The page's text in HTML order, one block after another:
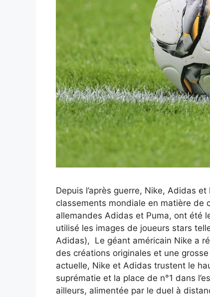
Depuis l’après guerre, Nike, Adidas
classements mondiale en matière de
allemandes Adidas et Puma, ont été
utilisé les images de joueurs stars
Adidas), Le géant américain Nike a
des créations originales et une
actuelle, Nike et Adidas trustent le
suprématie et la place de n°1 dans
ailleurs, alimentée par le duel à